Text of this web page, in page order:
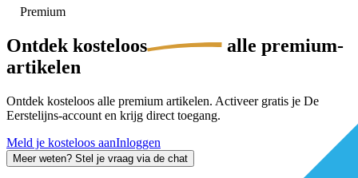
Premium
Ontdek kosteloos
alle premium-
artikelen
Ontdek kosteloos alle premium artikelen. Activeer gratis je De
Eerstelijns-account en krijg direct toegang.
Meld je kosteloos aanInloggen
Meer weten? Stel je vraag via de chat